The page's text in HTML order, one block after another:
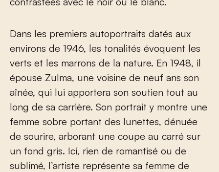
Dans les premiers autoportraits datés aux
environs de 1946, les tonalités évoquent les
verts et les marrons de la nature. En 1948, il
épouse Zulma, une voisine de neuf ans son
aînée, qui lui apportera son soutien tout au
long de sa carrière. Son portrait y montre une
femme sobre portant des lunettes, dénuée
de sourire, arborant une coupe au carré sur
un fond gris. Ici, rien de romantisé ou de
sublimé, l’artiste représente sa femme de